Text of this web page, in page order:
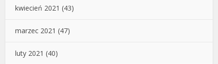
kwiecień 2021 (43)
marzec 2021 (47)
luty 2021 (40)